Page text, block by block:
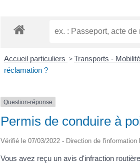
Accueil particuliers >Transports - Mobilité
réclamation ?
Question-réponse
Permis de conduire à
Vérifié le 07/03/2022 - Direction de
Vous avez reçu un avis d'infraction